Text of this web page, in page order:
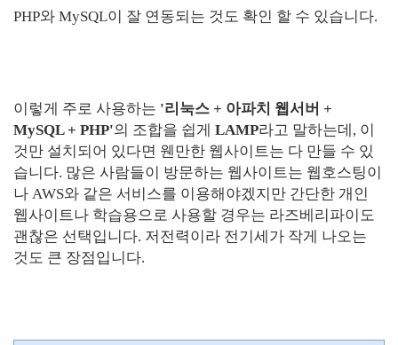
PHP와 MySQL이 잘 연동되는 것도 확인 할 수 있습니다.
이렇게 주로 사용하는 '리눅스 + 아파치 웹서버 +
MySQL + PHP'의 조합을 쉽게 LAMP라고 말하는데, 이
것만 설치되어 있다면 웬만한 웹사이트는 다 만들 수 있
습니다. 많은 사람들이 방문하는 웹사이트는 웹호스팅이
나 AWS와 같은 서비스를 이용해야겠지만 간단한 개인
웹사이트나 학습용으로 사용할 경우는 라즈베리파이도
괜찮은 선택입니다. 저전력이라 전기세가 작게 나오는
것도 큰 장점입니다.